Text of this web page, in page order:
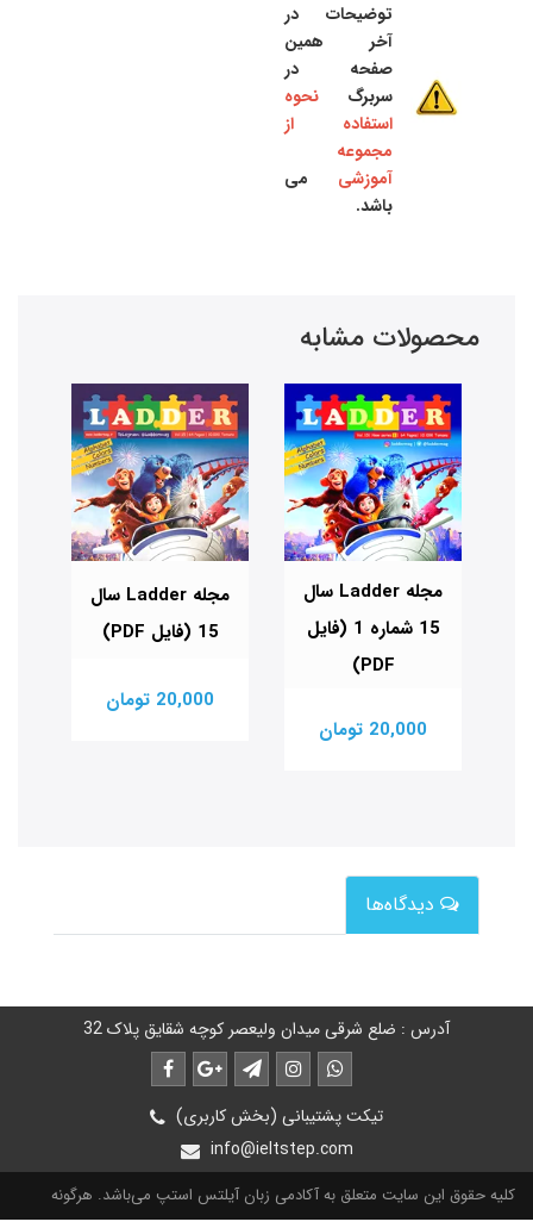
توضیحات در
آخر همین
صفحه در
سربرگ نحوه
استفاده از
مجموعه
آموزشی می
باشد.
محصولات مشابه
مجله Ladder سال
15 شماره 1 (فایل
PDF)
20,000 تومان
مجله Ladder سال
15 (فایل PDF)
20,000 تومان
دیدگاه‌ها
آدرس : ضلع شرقی میدان ولیعصر کوچه شقایق پلاک 32
تیکت پشتیبانی (بخش کاربری)
info@ieltstep.com
کلیه حقوق این سایت متعلق به آکادمی زبان آیلتس استپ می‌باشد. هرگونه